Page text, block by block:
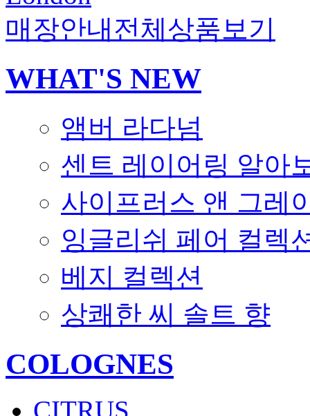
매장안내전체상품보기
WHAT'S NEW
앰버 라다넘
센트 레이어링 알아
사이프러스 앤 그레
잉글리쉬 페어 컬렉
베지 컬렉션
상쾌한 씨 솔트 향
COLOGNES
CITRUS